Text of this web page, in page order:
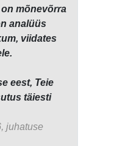
mõnevõrra
analüüs
viidates
eest, Teie
täiesti
juhatuse